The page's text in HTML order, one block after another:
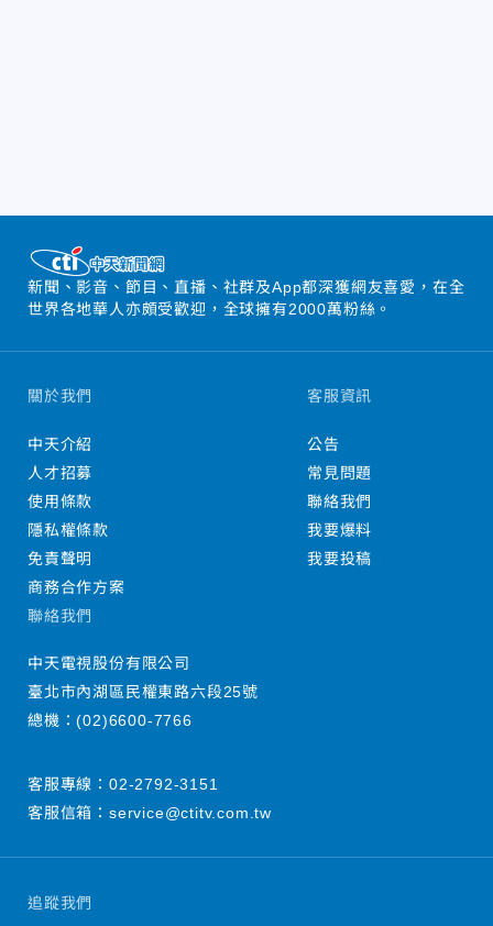
新聞、影音、節目、直播、社群及App都深獲網友喜愛，在全
世界各地華人亦頗受歡迎，全球擁有2000萬粉絲。
追蹤我們
關於我們
中天介紹
人才招募
使用條款
隱私權條款
免責聲明
商務合作方案
客服資訊
公告
常見問題
聯絡我們
我要爆料
我要投稿
聯絡我們
中天電視股份有限公司
臺北市內湖區民權東路六段25號
總機：(02)6600-7766
客服專線： 02-2792-3151
客服信箱： service@ctitv.com.tw